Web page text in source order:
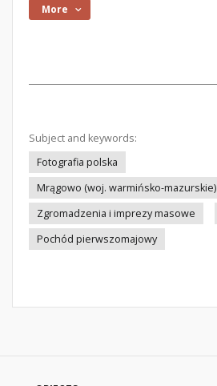
More
Subject and keywords:
Fotografia polska
Mrągowo (woj. warmińsko-mazurskie)
Zgromadzenia i imprezy masowe
Pochód pierwszomajowy